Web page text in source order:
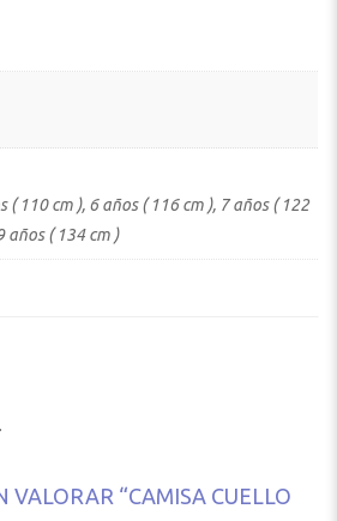
( 110 cm ), 6 años ( 116 cm ), 7 años ( 122
años ( 134 cm )
VALORAR “CAMISA CUELLO